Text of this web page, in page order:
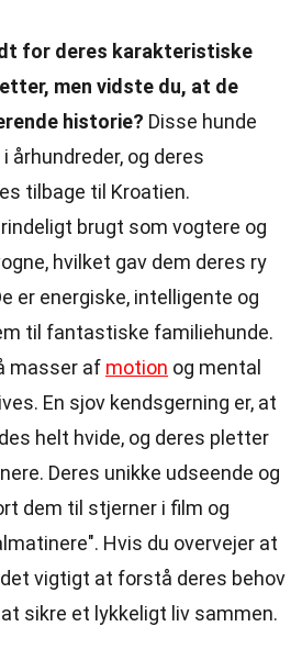
for deres karakteristiske
men vidste du, at de
historie? Disse hunde
og deres
tilbage til Kroatien.
brugt som vogtere og
hvilket gav dem deres ry
er energiske, intelligente og
til fantastiske familiehunde.
masser af motion og mental
En sjov kendsgerning er, at
helt hvide, og deres pletter
Deres unikke udseende og
dem til stjerner i film og
Hvis du overvejer at
vigtigt at forstå deres behov
sikre et lykkeligt liv sammen.